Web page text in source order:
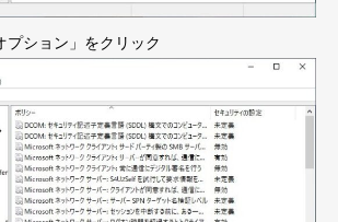
ション」をクリック